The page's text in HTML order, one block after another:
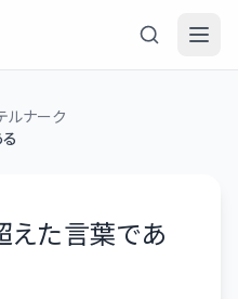
ルナーク
えた言葉であ